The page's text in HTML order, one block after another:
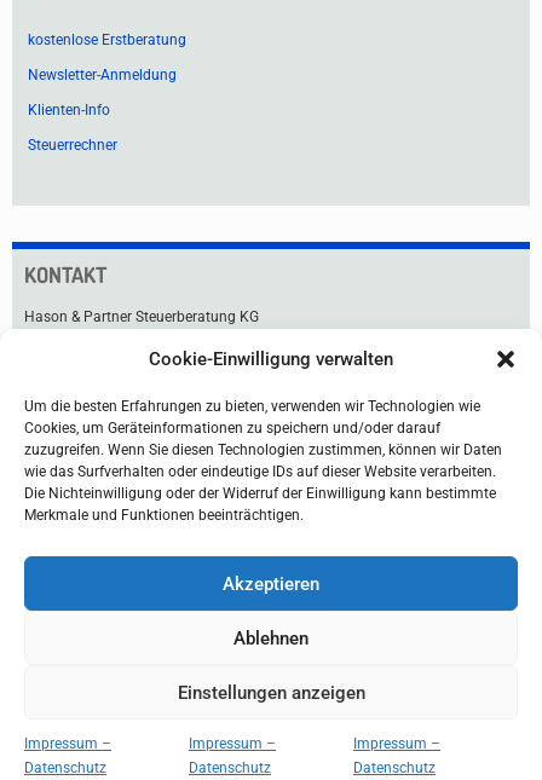
Cookie-Einwilligung verwalten
Um die besten Erfahrungen zu bieten, verwenden wir Technologien wie
Cookies, um Geräteinformationen zu speichern und/oder darauf
zuzugreifen. Wenn Sie diesen Technologien zustimmen, können wir Daten
wie das Surfverhalten oder eindeutige IDs auf dieser Website verarbeiten.
Die Nichteinwilligung oder der Widerruf der Einwilligung kann bestimmte
Merkmale und Funktionen beeinträchtigen.
Akzeptieren
Ablehnen
Einstellungen anzeigen
Impressum –
Datenschutz
Impressum –
Datenschutz
Impressum –
Datenschutz
kostenlose Erstberatung
Newsletter-Anmeldung
Klienten-Info
Steuerrechner
KONTAKT
Hason & Partner Steuerberatung KG
Tel +43 1 211 91-0
Fax +43 1 216 99 76
office@hason.at
Lageplan & Anfahrt
Disclaimer Impressum/Datenschutz